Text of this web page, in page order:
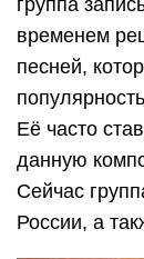
группа
временем
песней,
Её часто
данную
Сейчас
России, а